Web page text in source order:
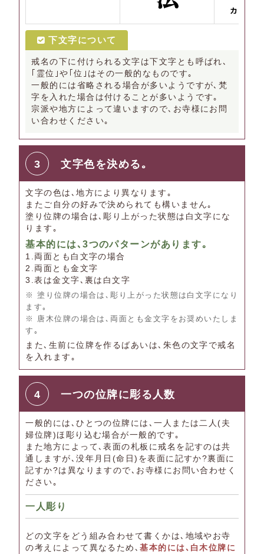
下文字について
戒名の下に付けられる文字は下文字とも呼ばれ､
｢霊位｣や｢位｣はその一般的なものです｡
一般的には省略される場合が多いようですが､梵
字を入れた場合は付けることが多いようです｡
宗派や地方によって違いますので､お寺様にお問
い合わせください｡
3 文字色を決める｡
文字の色は､地方により異なります｡
またご自分の好みで決められても構いません｡
塗り位牌の場合は､彫り上がった状態は白文字にな
ります｡
基本的には､3つのパターンがあります｡
1.両面とも白文字の場合
2.両面とも金文字
3.表は金文字､裏は白文字
※ 塗り位牌の場合は､彫り上がった状態は白文字になり
ます｡
※ 唐木位牌の場合は､両面とも金文字をお奨めいたしま
す｡
また､生前に位牌を作るばあいは､朱色の文字で戒名
を入れます｡
4 一つの位牌に彫る人数
一般的には､ひとつの位牌には､一人または二人(夫
婦位牌)ほ彫り込む場合が一般的です｡
また地方によって､表面の札板に戒名を記すのは共
通しますが､没年月日(命日)を表面に記すか?裏面に
記すか?は異なりますので､お寺様にお問い合わせく
ださい｡
一人彫り
どの文字をどう組み合わせて書くかは､地域やお寺
の考えによって異なるため､基本的には､白木位牌に